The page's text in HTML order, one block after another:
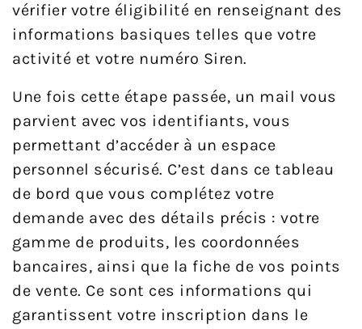
vérifier votre éligibilité en renseignant des
informations basiques telles que votre
activité et votre numéro Siren.
Une fois cette étape passée, un mail vous
parvient avec vos identifiants, vous
permettant d’accéder à un espace
personnel sécurisé. C’est dans ce tableau
de bord que vous complétez votre
demande avec des détails précis : votre
gamme de produits, les coordonnées
bancaires, ainsi que la fiche de vos points
de vente. Ce sont ces informations qui
garantissent votre inscription dans le